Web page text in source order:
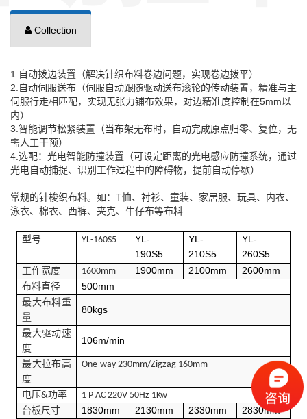
Collection
1.自动拨边装置（解决针织布料卷边问题，实现卷边拨平）
2.自动伺服送布（伺服自动跟随驱动送布滚轮的传动装置，精准与主
伺服行走相匹配，实现无张力铺布效果，对边精准度控制在5mm以
内）
3.智能调节松紧装置（当布架无布时，自动完成原点归零、复位，无
需人工干预）
4.选配：光电智能防撞装置（可设定距离的光电感应防撞系统，通过
光电自动捕捉、识别工作过程中的障碍物，提前自动停歇）
常规的针梭织布料。如：T恤、衬衫、童装、家居服、玩具、内衣、
泳衣、棉衣、西裤、夹克、牛仔布等布料
型号 YL-160S5
YL-
190S5
YL-
210S5
YL-
260S5
工作宽度
1600mm 1900mm 2100mm 2600mm
布料直径 500mm
最大布料重
量
80kgs
最大驱动速
度
106m/min
最大拉布高
度
One-way 230mm/Zigzag 160mm
电压&功率
1 P AC 220V 50Hz 1Kw
台板尺寸
1830mm 2130mm 2330mm 2830mm